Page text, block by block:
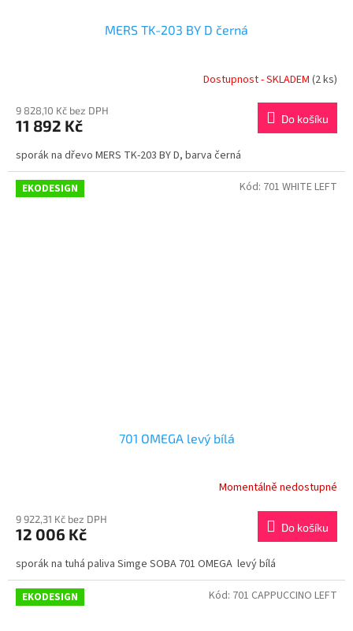
MERS TK-203 BY D černá
Dostupnost - SKLADEM (2 ks)
9 828,10 Kč bez DPH
11 892 Kč Do košíku
sporák na dřevo MERS TK-203 BY D, barva černá
EKODESIGN
701 OMEGA levý bílá
Momentálně nedostupné
9 922,31 Kč bez DPH
12 006 Kč Do košíku
sporák na tuhá paliva Simge SOBA 701 OMEGA levý bílá
Kód: 701 WHITE LEFT
EKODESIGN Kód: 701 CAPPUCCINO LEFT